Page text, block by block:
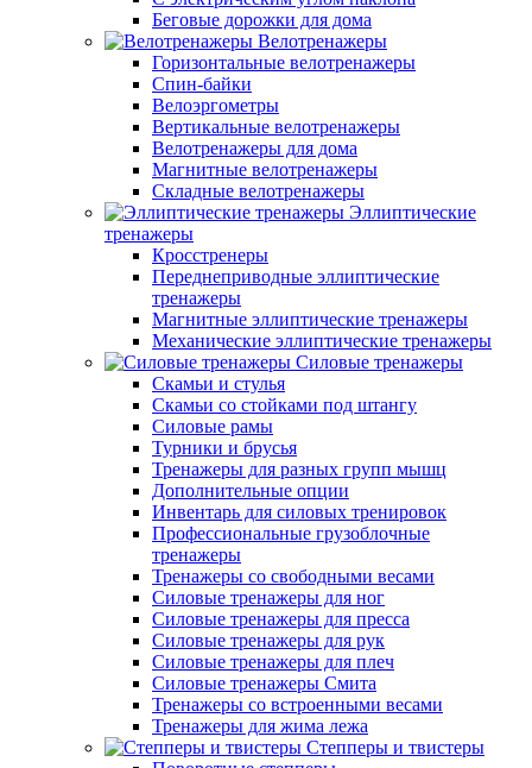
Беговые дорожки для дома
Велотренажеры
Горизонтальные велотренажеры
Спин-байки
Велоэргометры
Вертикальные велотренажеры
Велотренажеры для дома
Магнитные велотренажеры
Складные велотренажеры
Эллиптические
тренажеры
Кросстренеры
Переднеприводные эллиптические
тренажеры
Магнитные эллиптические тренажеры
Механические эллиптические тренажеры
Силовые тренажеры
Скамьи и стулья
Скамьи со стойками под штангу
Силовые рамы
Турники и брусья
Тренажеры для разных групп мышц
Дополнительные опции
Инвентарь для силовых тренировок
Профессиональные грузоблочные
тренажеры
Тренажеры со свободными весами
Силовые тренажеры для ног
Силовые тренажеры для пресса
Силовые тренажеры для рук
Силовые тренажеры для плеч
Силовые тренажеры Смита
Тренажеры со встроенными весами
Тренажеры для жима лежа
Степперы и твистеры